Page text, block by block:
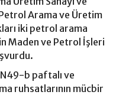
Arama ve Üretim
iki petrol arama
Maden ve Petrol İşleri
b paftalı ve
ruhsatlarının mücbir